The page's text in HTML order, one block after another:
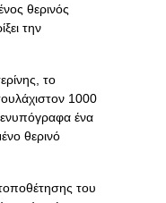
θερινός
την
το
1000
ενυπόγραφα ένα
θερινό
του